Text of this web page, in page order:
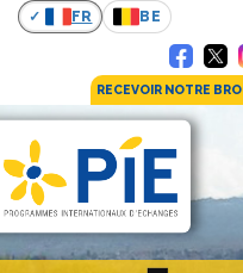
FR BE
RECEVOIR NOTRE